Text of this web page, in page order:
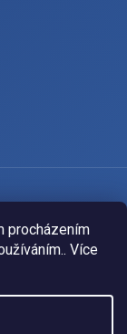
procházením
Více
vyhrazena.